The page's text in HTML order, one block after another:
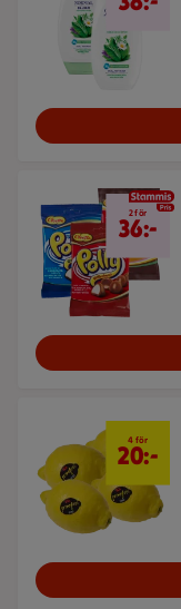
2 för 36 kr
2 för
36:-
4 för 20 kr
4 för
20:-